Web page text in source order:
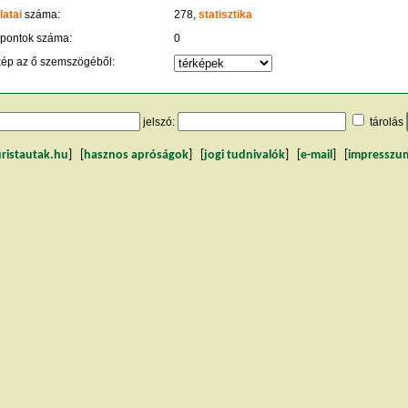
száma: 278, statisztika
pontok száma:
0
az ő szemszögéből:
jelszó: tárolás
hasznos apróságok jogi tudnivalók e-mail